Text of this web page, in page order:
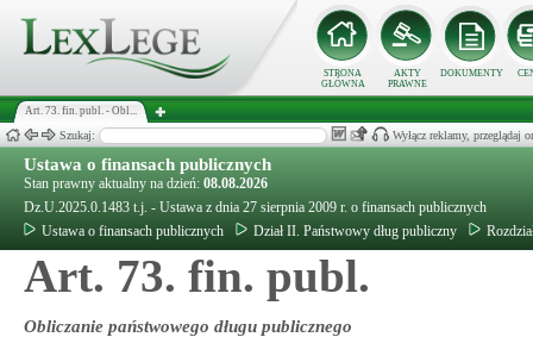
STRONA
GŁÓWNA
AKTY
PRAWNE
DOKUMENTY
Art. 73. fin. publ. - Obl...
Szukaj: Wyłącz reklamy, przeglądaj
Ustawa o finansach publicznych
Stan prawny aktualny na dzień: 08.08.2026
Dz.U.2025.0.1483 t.j. - Ustawa z dnia 27 sierpnia 2009 r. o finansach publicznych
Ustawa o finansach publicznych
Dział II. Państwowy dług publiczny
Art. 73. fin. publ.
Obliczanie państwowego długu publicznego